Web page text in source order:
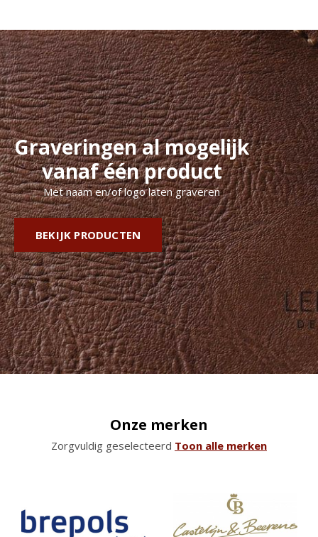
Graveringen al mogelijk
vanaf één product
Met naam en/of logo laten graveren
BEKIJK PRODUCTEN
Onze merken
Zorgvuldig geselecteerd Toon alle merken